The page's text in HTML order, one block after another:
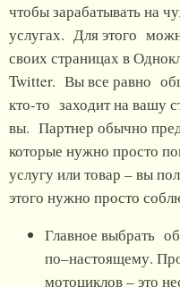
чтобы зарабатывать на
услугах. Для этого
своих страницах в
Twitter. Вы все равно
кто-то заходит на вашу
вы. Партнер обычно
которые нужно просто
услугу или товар – вы
этого нужно просто
Главное выбрать
по–настоящему.
мотоциклов – это